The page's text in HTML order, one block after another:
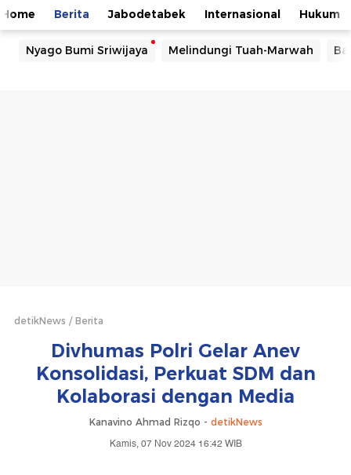
Home Berita Jabodetabek Internasional Hukum
Nyago Bumi Sriwijaya Melindungi Tuah-Marwah
detikNews Berita
Divhumas Polri Gelar Anev
Konsolidasi, Perkuat SDM dan
Kolaborasi dengan Media
Kanavino Ahmad Rizqo - detikNews
Kamis, 07 Nov 2024 16:42 WIB